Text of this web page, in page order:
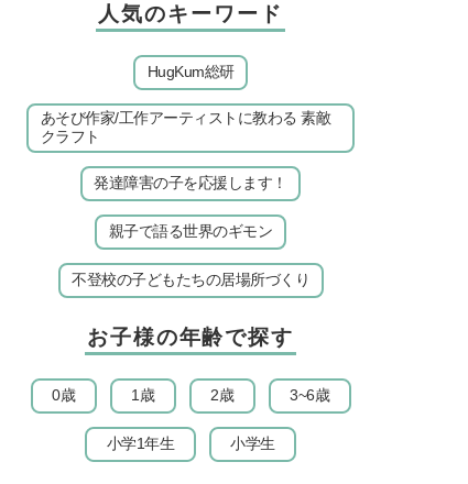
人気のキーワード
HugKum総研
あそび作家/工作アーティストに教わる 素敵
クラフト
発達障害の子を応援します！
親子で語る世界のギモン
不登校の子どもたちの居場所づくり
お子様の年齢で探す
0歳 1歳 2歳 3~6歳
小学1年生 小学生